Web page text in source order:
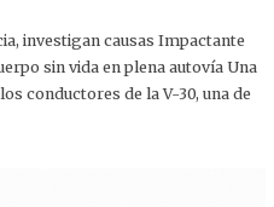
investigan causas Impactante
sin vida en plena autovía Una
conductores de la V-30, una de